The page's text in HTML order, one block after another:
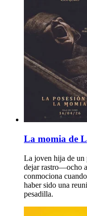
La momia de
La joven hija de un
dejar rastro—ocho
conmociona
haber sido una
pesadilla.